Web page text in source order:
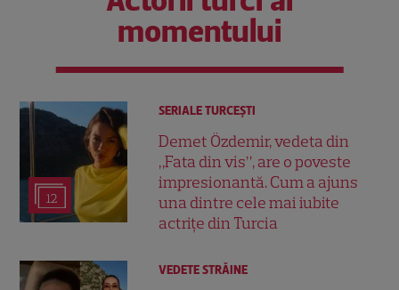
momentului
12
SERIALE TURCEŞTI
Demet Özdemir, vedeta din
„Fata din vis”, are o poveste
impresionantă. Cum a ajuns
una dintre cele mai iubite
actrițe din Turcia
VEDETE STRĂINE